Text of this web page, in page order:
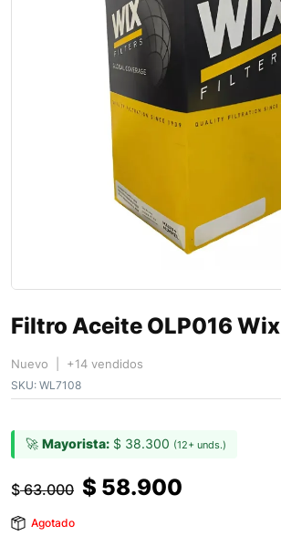
Filtro Aceite OLP016 Wix
Nuevo | +14 vendidos
SKU: WL7108
🚀 Mayorista: $ 38.300 (12+ unds.)
$63.000 $ 58.900
Agotado